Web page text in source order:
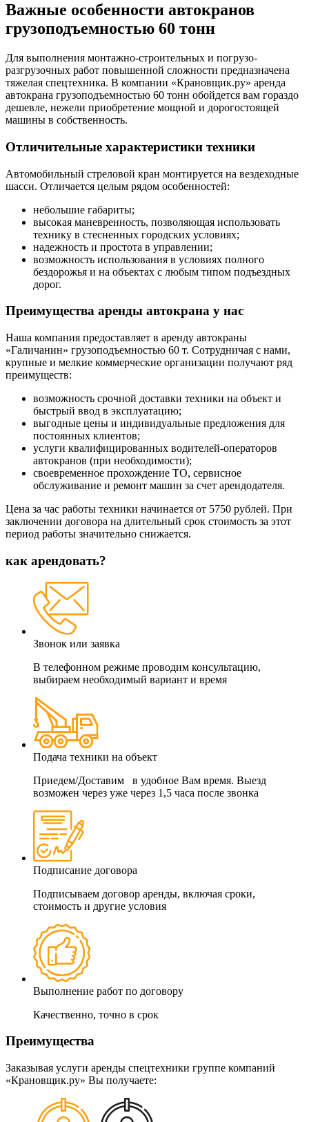
Важные особенности автокранов
грузоподъемностью 60 тонн
Для выполнения монтажно-строительных и погрузо-
разгрузочных работ повышенной сложности предназначена
тяжелая спецтехника. В компании «Крановщик.ру» аренда
автокрана грузоподъемностью 60 тонн обойдется вам гораздо
дешевле, нежели приобретение мощной и дорогостоящей
машины в собственность.
Отличительные характеристики техники
Автомобильный стреловой кран монтируется на вездеходные
шасси. Отличается целым рядом особенностей:
небольшие габариты;
высокая маневренность, позволяющая использовать
технику в стесненных городских условиях;
надежность и простота в управлении;
возможность использования в условиях полного
бездорожья и на объектах с любым типом подъездных
дорог.
Преимущества аренды автокрана у нас
Наша компания предоставляет в аренду автокраны
«Галичанин» грузоподъемностью 60 т. Сотрудничая с нами,
крупные и мелкие коммерческие организации получают ряд
преимуществ:
возможность срочной доставки техники на объект и
быстрый ввод в эксплуатацию;
выгодные цены и индивидуальные предложения для
постоянных клиентов;
услуги квалифицированных водителей-операторов
автокранов (при необходимости);
своевременное прохождение ТО, сервисное
обслуживание и ремонт машин за счет арендодателя.
Цена за час работы техники начинается от 5750 рублей. При
заключении договора на длительный срок стоимость за этот
период работы значительно снижается.
как арендовать?
Звонок или заявка
В телефонном режиме проводим консультацию,
выбираем необходимый вариант и время
Подача техники на объект
Приедем/Доставим в удобное Вам время. Выезд
возможен через уже через 1,5 часа после звонка
Подписание договора
Подписываем договор аренды, включая сроки,
стоимость и другие условия
Выполнение работ по договору
Качественно, точно в срок
Преимущества
Заказывая услуги аренды спецтехники группе компаний
«Крановщик.ру» Вы получаете: